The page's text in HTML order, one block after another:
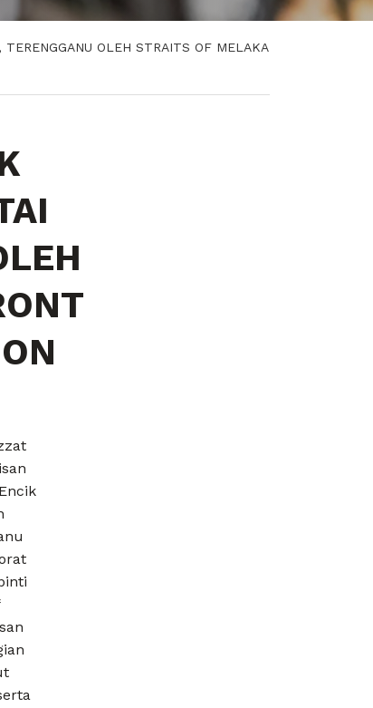
TERENGGANU OLEH STRAITS OF MELAKA